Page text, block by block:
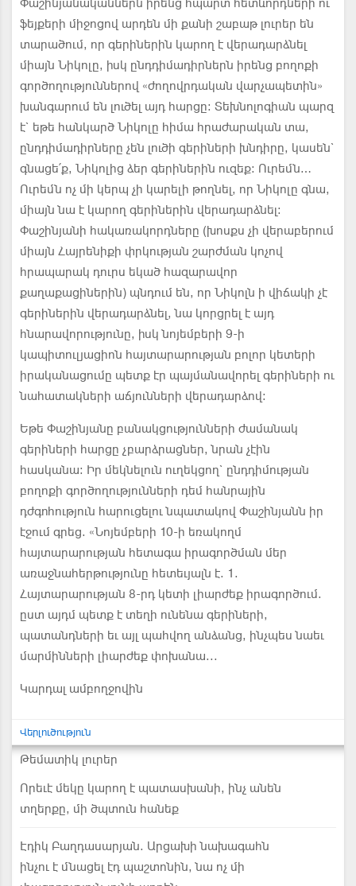
Փաշինյանականներն իրենց հպարտ հետևորդների ու
ֆեյքերի միջոցով արդեն մի քանի շաբաթ լուրեր են
տարածում, որ գերիներին կարող է վերադարձնել
միայն Նիկոլը, իսկ ընդդիմադիրներն իրենց բողոքի
գործողություններով «ժողովրդական վարչապետին»
խանգարում են լուծել այդ հարցը: Տեխնոլոգիան պարզ
է` եթե հանկարծ Նիկոլը հիմա հրաժարական տա,
ընդդիմադիրները չեն լուծի գերիների խնդիրը, կասեն`
գնացե՛ք, Նիկոլից ձեր գերիներին ուզեք: Ուրեմն…
Ուրեմն ոչ մի կերպ չի կարելի թողնել, որ Նիկոլը գնա,
միայն նա է կարող գերիներին վերադարձնել:
Փաշինյանի հակառակորդները (խոսքս չի վերաբերում
միայն Հայրենիքի փրկության շարժման կոչով
հրապարակ դուրս եկած հազարավոր
քաղաքացիներին) պնդում են, որ Նիկոլն ի վիճակի չէ
գերիներին վերադարձնել, նա կորցրել է այդ
հնարավորությունը, իսկ նոյեմբերի 9-ի
կապիտուլյացիոն հայտարարության բոլոր կետերի
իրականացումը պետք էր պայմանավորել գերիների ու
նահատակների աճյունների վերադարձով:
Եթե Փաշինյանը բանակցությունների ժամանակ
գերիների հարցը չբարձրացներ, նրան չէին
հասկանա: Իր մեկնելուն ուղեկցող` ընդդիմության
բողոքի գործողությունների դեմ հանրային
դժգոհություն հարուցելու նպատակով Փաշինյանն իր
էջում գրեց. «Նոյեմբերի 10-ի եռակողմ
հայտարարության հետագա իրագործման մեր
առաջնահերթությունը հետեւյալն է. 1.
Հայտարարության 8-րդ կետի լիարժեք իրագործում.
ըստ այդմ պետք է տեղի ունենա գերիների,
պատանդների եւ այլ պահվող անձանց, ինչպես նաեւ
մարմինների լիարժեք փոխանա...
Կարդալ ամբողջովին
Վերլուծություն
Թեմատիկ լուրեր
Որեւէ մեկը կարող է պատասխանի, ինչ անեն
տղերքը, մի ծպտուն հանեք
Էդիկ Բաղդասարյան. Արցախի նախագահն
ինչու է մնացել էդ պաշտոնին, նա ոչ մի